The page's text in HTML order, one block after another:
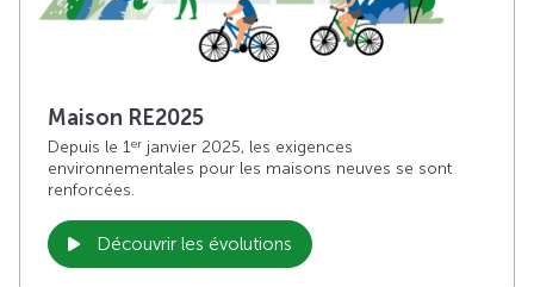
Maison RE2025
Depuis le 1er janvier 2025, les exigences
environnementales pour les maisons neuves se sont
renforcées.
Découvrir les évolutions